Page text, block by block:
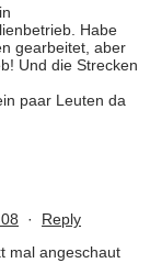
Habe
gearbeitet, aber
Und die Strecken
paar Leuten da
· Reply
mal angeschaut